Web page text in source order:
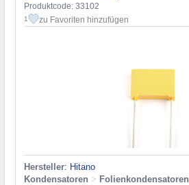
Produktcode: 33102
1 zu Favoriten hinzufügen
Hersteller: Hitano
Kondensatoren > Folienkondensatoren